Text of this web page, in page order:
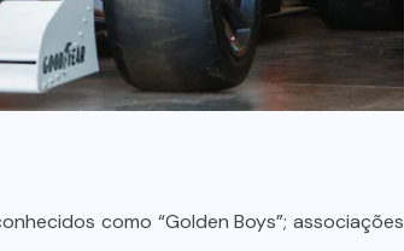
como “Golden Boys”; associações